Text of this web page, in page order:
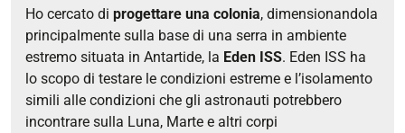
Ho cercato di progettare una colonia, dimensionandola
principalmente sulla base di una serra in ambiente
estremo situata in Antartide, la Eden ISS. Eden ISS ha
lo scopo di testare le condizioni estreme e l’isolamento
simili alle condizioni che gli astronauti potrebbero
incontrare sulla Luna, Marte e altri corpi